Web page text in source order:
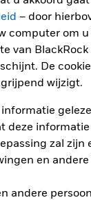
– door
computer om
van
De
wijzigt.
deze
zal zijn
en
andere
12 maanden
verlies
helpen om te